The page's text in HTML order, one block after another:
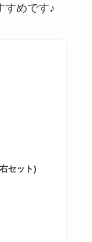
すめです♪
セット)